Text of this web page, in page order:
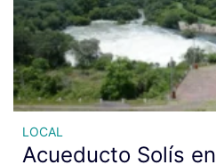
LOCAL
Acueducto Solís en